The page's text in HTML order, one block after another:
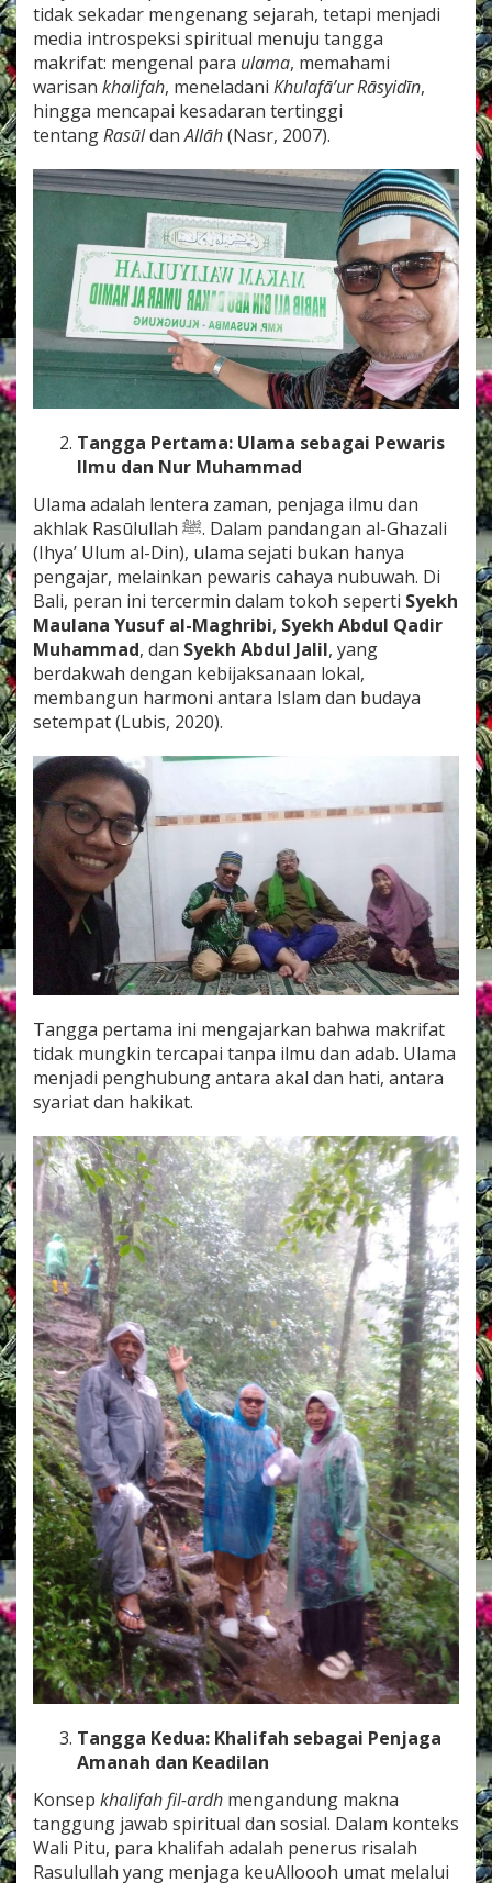
tidak sekadar mengenang sejarah, tetapi menjadi
media introspeksi spiritual menuju tangga
makrifat: mengenal para ulama, memahami
warisan khalifah, meneladani Khulafā’ur Rāsyidīn,
hingga mencapai kesadaran tertinggi
tentangRasūldanAllāh(Nasr, 2007).
Tangga Pertama: Ulama sebagai Pewaris
Ilmu dan Nur Muhammad
Ulama adalah lentera zaman, penjaga ilmu dan
akhlak Rasūlullah ﷺ. Dalam pandangan al-Ghazali
(Ihya’ Ulum al-Din), ulama sejati bukan hanya
pengajar, melainkan pewaris cahaya nubuwah. Di
Bali, peran ini tercermin dalam tokoh seperti Syekh
Maulana Yusuf al-Maghribi, Syekh Abdul Qadir
Muhammad, dan Syekh Abdul Jalil, yang
berdakwah dengan kebijaksanaan lokal,
membangun harmoni antara Islam dan budaya
setempat (Lubis, 2020).
Tangga pertama ini mengajarkan bahwa makrifat
tidak mungkin tercapai tanpa ilmu dan adab. Ulama
menjadi penghubung antara akal dan hati, antara
syariat dan hakikat.
Tangga Kedua: Khalifah sebagai Penjaga
Amanah dan Keadilan
Konsep khalifah fil-ardh mengandung makna
tanggung jawab spiritual dan sosial. Dalam konteks
Wali Pitu, para khalifah adalah penerus risalah
Rasulullah yang menjaga keuAlloooh umat melalui